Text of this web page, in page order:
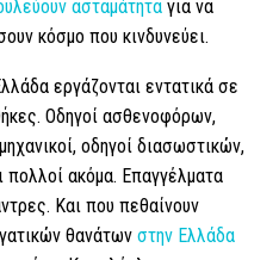
ασταμάτητα για να
κόσμο που κινδυνεύει.
εργάζονται εντατικά σε
Οδηγοί ασθενοφόρων,
οδηγοί διασωστικών,
πολλοί ακόμα. Επαγγέλματα
Και που πεθαίνουν
θανάτων στην Ελλάδα